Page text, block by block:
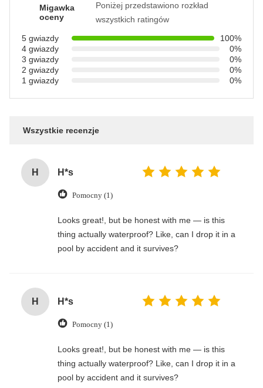
Migawka
oceny
Poniżej przedstawiono rozkład
wszystkich ratingów
5 gwiazdy
100%
4 gwiazdy
0%
3 gwiazdy
0%
2 gwiazdy
0%
1 gwiazdy
0%
Wszystkie recenzje
H H*s
Pomocny (1)
Looks great!, but be honest with me — is this
thing actually waterproof? Like, can I drop it in a
pool by accident and it survives?
H H*s
Pomocny (1)
Looks great!, but be honest with me — is this
thing actually waterproof? Like, can I drop it in a
pool by accident and it survives?